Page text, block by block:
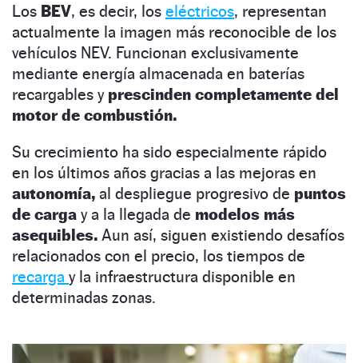
Los BEV, es decir, los eléctricos, representan
actualmente la imagen más reconocible de los
vehículos NEV. Funcionan exclusivamente
mediante energía almacenada en baterías
recargables y prescinden completamente del
motor de combustión.
Su crecimiento ha sido especialmente rápido
en los últimos años gracias a las mejoras en
autonomía, al despliegue progresivo de puntos
de carga y a la llegada de modelos más
asequibles. Aun así, siguen existiendo desafíos
relacionados con el precio, los tiempos de
recarga y la infraestructura disponible en
determinadas zonas.